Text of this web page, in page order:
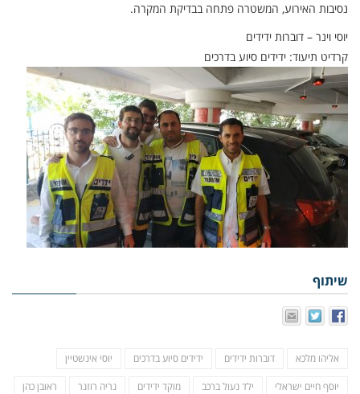
נסיבות האירוע, המשטרה פתחה בבדיקת המקרה.
יוסי וינר – דוברות ידידים
קרדיט תיעוד: ידידים סיוע בדרכים
שיתוף
אליהו מלכא דוברות ידידים ידידים סיוע בדרכים יוסי אינשטיין
יוסף חיים ישראלי ילד נעול ברכב מוקד ידידים נריה רוזנר ראובן כהן